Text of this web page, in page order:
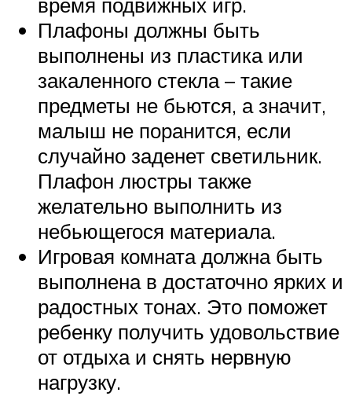
Плафоны должны быть
выполнены из пластика или
закаленного стекла – такие
предметы не бьются, а значит,
малыш не поранится, если
случайно заденет светильник.
Плафон люстры также
желательно выполнить из
небьющегося материала.
Игровая комната должна быть
выполнена в достаточно ярких и
радостных тонах. Это поможет
ребенку получить удовольствие
от отдыха и снять нервную
нагрузку.